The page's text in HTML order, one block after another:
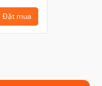
Đặt mua